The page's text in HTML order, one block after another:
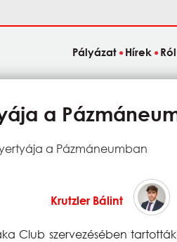
Pályázat Hírek
a
a Pázmáneumban
Krutzler Bálint
Club szervezésében